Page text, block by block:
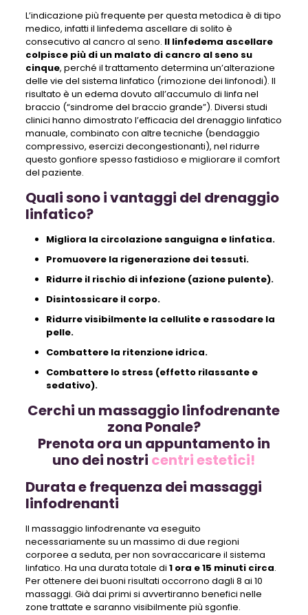
L’indicazione più frequente per questa metodica è di tipo
medico, infatti il linfedema ascellare di solito è
consecutivo al cancro al seno. Il linfedema ascellare
colpisce più di un malato di cancro al seno su
cinque, perché il trattamento determina un’alterazione
delle vie del sistema linfatico (rimozione dei linfonodi). Il
risultato è un edema dovuto all’accumulo di linfa nel
braccio (“sindrome del braccio grande”). Diversi studi
clinici hanno dimostrato l’efficacia del drenaggio linfatico
manuale, combinato con altre tecniche (bendaggio
compressivo, esercizi decongestionanti), nel ridurre
questo gonfiore spesso fastidioso e migliorare il comfort
del paziente.
Quali sono i vantaggi del drenaggio
linfatico?
Migliora la circolazione sanguigna e linfatica.
Promuovere la rigenerazione dei tessuti.
Ridurre il rischio di infezione (azione pulente).
Disintossicare il corpo.
Ridurre visibilmente la cellulite e rassodare la
pelle.
Combattere la ritenzione idrica.
Combattere lo stress (effetto rilassante e
sedativo).
Cerchi un massaggio linfodrenante
zona Ponale?
Prenota ora un appuntamento in
uno dei nostri centri estetici!
Durata e frequenza dei massaggi
linfodrenanti
Il massaggio linfodrenante va eseguito
necessariamente su un massimo di due regioni
corporee a seduta, per non sovraccaricare il sistema
linfatico. Ha una durata totale di 1 ora e 15 minuti circa.
Per ottenere dei buoni risultati occorrono dagli 8 ai 10
massaggi. Già dai primi si avvertiranno benefici nelle
zone trattate e saranno visibilmente più sgonfie.